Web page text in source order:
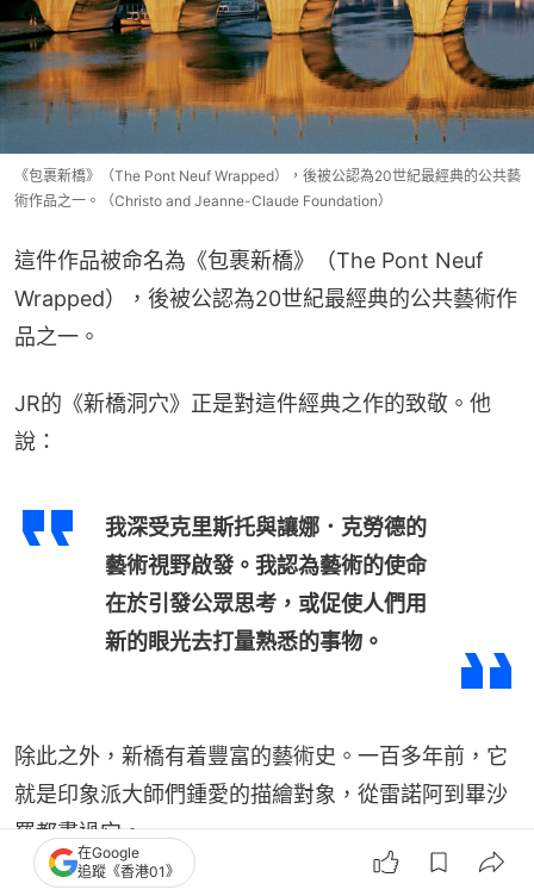
《包裹新橋》（The Pont Neuf Wrapped），後被公認為20世紀最經典的公共藝
術作品之一。（Christo and Jeanne-Claude Foundation）
這件作品被命名為《包裹新橋》（The Pont Neuf
Wrapped），後被公認為20世紀最經典的公共藝術作
品之一。
JR的《新橋洞穴》正是對這件經典之作的致敬。他
說：
我深受克里斯托與讓娜．克勞德的
藝術視野啟發。我認為藝術的使命
在於引發公眾思考，或促使人們用
新的眼光去打量熟悉的事物。
除此之外，新橋有着豐富的藝術史。一百多年前，它
就是印象派大師們鍾愛的描繪對象，從雷諾阿到畢沙
羅都畫過它。
在Google
追蹤《香港01》